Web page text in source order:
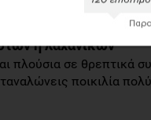
ή λαχανικών
πλούσια σε θρεπτικά
ποικιλία